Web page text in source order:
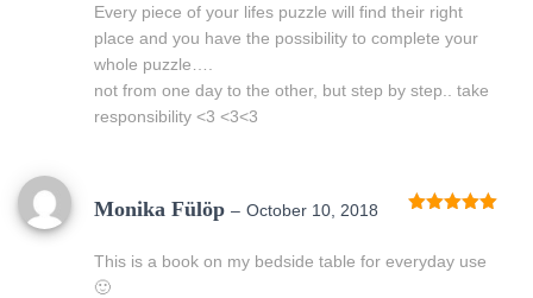
Every piece of your lifes puzzle will find their right
place and you have the possibility to complete your
whole puzzle….
not from one day to the other, but step by step.. take
responsibility <3 <3<3
Monika Fülöp – October 10, 2018
This is a book on my bedside table for everyday use
🙂